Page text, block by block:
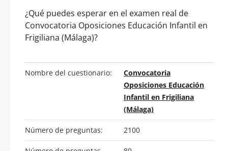
¿Qué puedes esperar en el examen real de
Convocatoria Oposiciones Educación Infantil en
Frigiliana (Málaga)?
Nombre del cuestionario:
Convocatoria
Oposiciones Educación
Infantil en Frigiliana
(Málaga)
Número de preguntas: 2100